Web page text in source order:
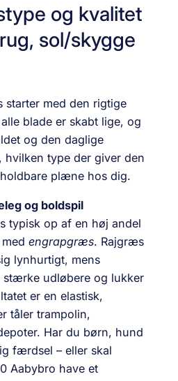
og kvalitet
sol/skygge
med den rigtige
blade er skabt lige, og
og den daglige
hvilken type der giver den
plæne hos dig.
og boldspil
typisk op af en høj andel
engrapgræs. Rajgræs
lynhurtigt, mens
udløbere og lukker
er en elastisk,
tåler trampolin,
Har du børn, hund
færdsel – eller skal
Aabybro have et